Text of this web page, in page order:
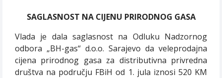
SAGLASNOST NA CIJENU PRIRODNOG GASA
Vlada je dala saglasnost na Odluku Nadzornog
odbora „BH-gas“ d.o.o. Sarajevo da veleprodajna
cijena prirodnog gasa za distributivna privredna
društva na području FBiH od 1. jula iznosi 520 KM